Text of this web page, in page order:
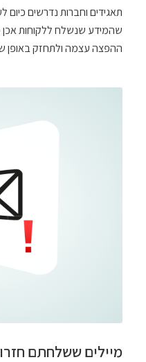
תאגידים וחברות נדרשים כיום
שהמידע שנשלח ללקוחות
ההפצה עצמה ולתחזק באופן
מיילים ששלחתם